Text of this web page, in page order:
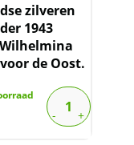
zilveren
1943
de Oost.